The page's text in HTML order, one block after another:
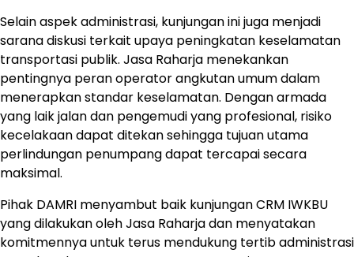
Selain aspek administrasi, kunjungan ini juga menjadi
sarana diskusi terkait upaya peningkatan keselamatan
transportasi publik. Jasa Raharja menekankan
pentingnya peran operator angkutan umum dalam
menerapkan standar keselamatan. Dengan armada
yang laik jalan dan pengemudi yang profesional, risiko
kecelakaan dapat ditekan sehingga tujuan utama
perlindungan penumpang dapat tercapai secara
maksimal.
Pihak DAMRI menyambut baik kunjungan CRM IWKBU
yang dilakukan oleh Jasa Raharja dan menyatakan
komitmennya untuk terus mendukung tertib administrasi